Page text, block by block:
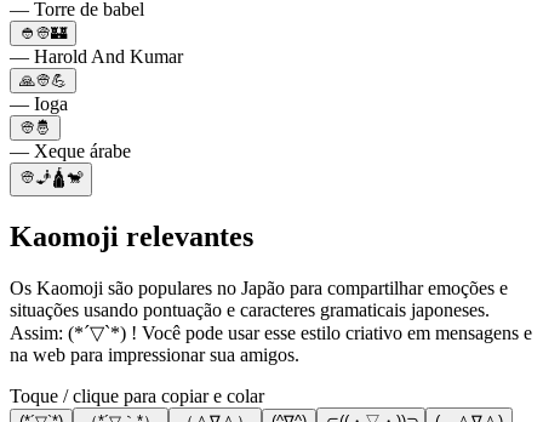
— Torre de babel
👲👳🏰
— Harold And Kumar
🙏👳💪
— Ioga
👳🤴
— Xeque árabe
👳🧞🛕🐒
Kaomoji relevantes
Os Kaomoji são populares no Japão para compartilhar emoções e
situações usando pontuação e caracteres gramaticais japoneses.
Assim: (*´▽`*) ! Você pode usar esse estilo criativo em mensagens e
na web para impressionar sua amigos.
Toque / clique para copiar e colar